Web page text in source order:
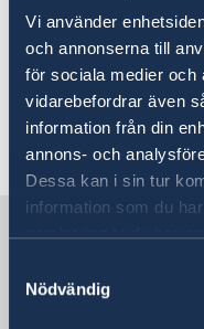
Vi använder
och annonserna till
för sociala medier och
vidarebefordrar även
information från din
annons- och
Dessa kan i sin tur
information som du
samlat in när du har
Nödvändig
Regeringen har
Läs
engelska).
Senast uppdaterad
Sverige i Chile
SVERIGES